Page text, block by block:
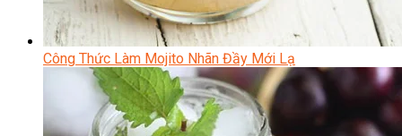
Công Thức Làm Mojito Nhãn Đầy Mới Lạ